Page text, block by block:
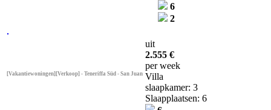
6
2
[Vakantiewoningen][Verkoop] - Teneriffa Süd - San Juan
uit
2.555 €
per week
Villa
slaapkamer: 3
Slaapplaatsen: 6